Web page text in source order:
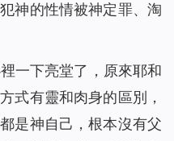
神的性情被神定罪、淘
一下亮堂了，原來耶和
式有靈和肉身的區別，
是神自己，根本沒有父